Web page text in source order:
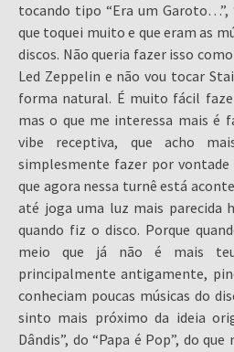
tocando tipo “Era um Garoto…”,
que toquei muito e que eram as
discos. Não queria fazer isso
Led Zeppelin e não vou tocar
forma natural. É muito fácil
mas o que me interessa mais é
vibe receptiva, que acho
simplesmente fazer por
que agora nessa turnê está
até joga uma luz mais parecida
quando fiz o disco. Porque
meio que já não é mais
principalmente antigamente,
conheciam poucas músicas do
sinto mais próximo da ideia
Dândis”, do “Papa é Pop”, do